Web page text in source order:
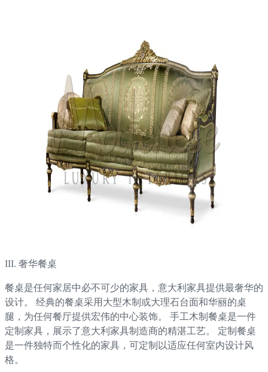
III. 奢华餐桌
餐桌是任何家居中必不可少的家具，意大利家具提供最奢华的
设计。 经典的餐桌采用大型木制或大理石台面和华丽的桌
腿，为任何餐厅提供宏伟的中心装饰。 手工木制餐桌是一件
定制家具，展示了意大利家具制造商的精湛工艺。 定制餐桌
是一件独特而个性化的家具，可定制以适应任何室内设计风
格。